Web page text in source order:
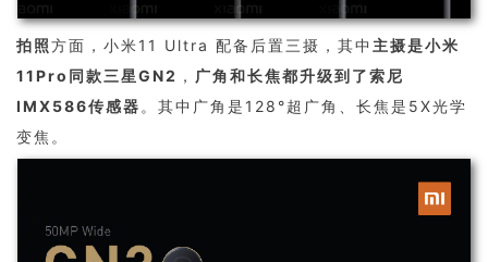
拍照方面，小米11 Ultra 配备后置三摄，其中 主摄是小米
11Pro同款三星GN2 ， 广角和长焦都升级到了索尼
IMX586传感器。其中广角是128°超广角、长焦是5X光学
变焦。